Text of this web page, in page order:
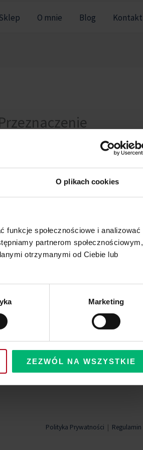
O plikach cookies
funkcje społecznościowe i analizować
partnerom społecznościowym,
otrzymanymi od Ciebie lub
Marketing
ZEZWÓL NA WSZYSTKIE
O mnie Blog Kontakt
nie jesteś zalogowany.
Polityka Prywatności | Regulamin